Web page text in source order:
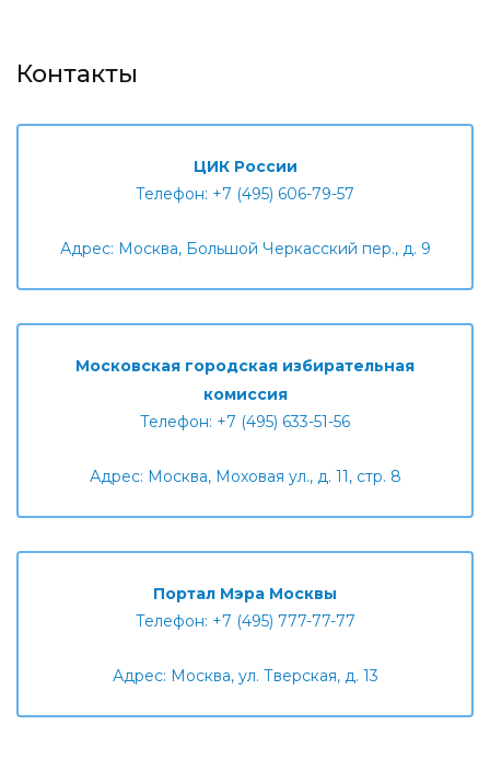
Контакты
ЦИК России
Телефон: +7 (495) 606-79-57
Адрес: Москва, Большой Черкасский пер., д. 9
Московская городская избирательная
комиссия
Телефон: +7 (495) 633-51-56
Адрес: Москва, Моховая ул., д. 11, стр. 8
Портал Мэра Москвы
Телефон: +7 (495) 777-77-77
Адрес: Москва, ул. Тверская, д. 13